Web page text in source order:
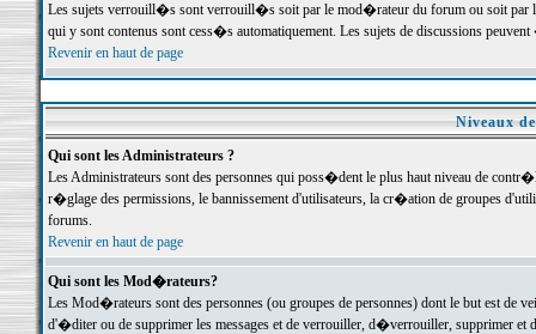
Les sujets verrouill�s sont verrouill�s soit par le mod�rateur du forum ou soit par
qui y sont contenus sont cess�s automatiquement. Les sujets de discussions
Revenir en haut de page
Niveaux
Qui sont les Administrateurs ?
Les Administrateurs sont des personnes qui poss�dent le plus haut niveau de
r�glage des permissions, le bannissement d'utilisateurs, la cr�ation de groupes
forums.
Revenir en haut de page
Qui sont les Mod�rateurs?
Les Mod�rateurs sont des personnes (ou groupes de personnes) dont le but est de
d'�diter ou de supprimer les messages et de verrouiller, d�verrouiller, supprimer